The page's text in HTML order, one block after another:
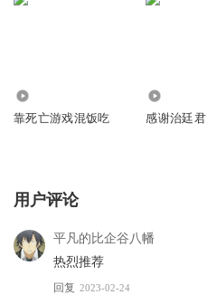
靠死亡游戏混饭吃 感谢治廷君
用户评论
平凡的比企谷八幡
热烈推荐
回复 2023-02-24